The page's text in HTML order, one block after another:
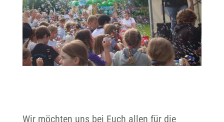
Wir möchten uns bei Euch allen für die